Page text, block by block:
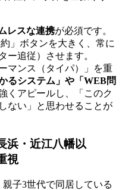
レスな連携が必須です。
」ボタンを大きく、常に
ー追従）させます。
マンス（タイパ）」を重
るシステム」や「WEB問
くアピールし、「このク
ない」と思わせることが
浜・近江八幡以
視
子3世代で同居している